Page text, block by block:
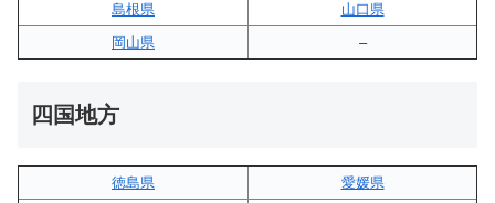
島根県
山口県
岡山県
–
四国地方
徳島県
愛媛県